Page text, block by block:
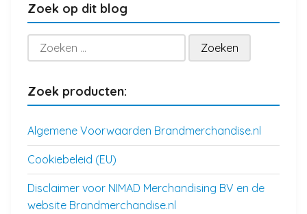
Zoek op dit blog
Zoeken
naar:
Zoek producten:
Algemene Voorwaarden Brandmerchandise.nl
Cookiebeleid (EU)
Disclaimer voor NIMAD Merchandising BV en de
website Brandmerchandise.nl